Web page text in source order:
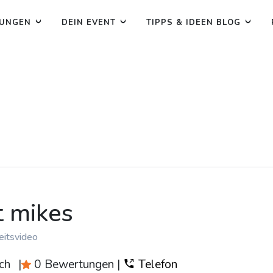
DEIN EVENT TIPPS & IDEEN BLOG
| 0 Bewertungen | Telefon